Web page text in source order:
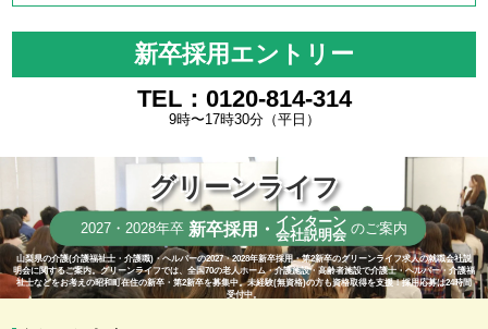
新卒採用エントリー
TEL：0120-814-314
9時〜17時30分（平日）
グリーンライフ
2027・2028年卒 新卒採用・ インターン
会社説明会 のご案内
山梨県の介護(介護福祉士・介護職)・ヘルパーの2027・2028年新卒採用・第2新卒のグリーンライフ求人の就職会社説
明会に関するご案内。グリーンライフでは、全国70の老人ホーム・介護施設・高齢者施設で介護士・ヘルパー・介護福
祉士などをお考えの昭和町在住の新卒・第2新卒を募集中。未経験(無資格)の方も資格取得を支援！採用応募は24時間
受付中。